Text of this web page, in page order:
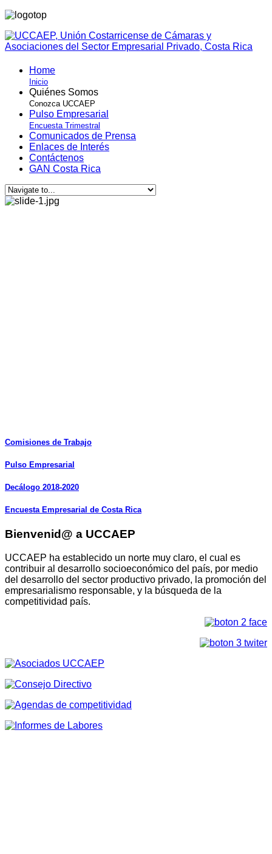
Home
Inicio
Quiénes Somos
Conozca UCCAEP
Pulso Empresarial
Encuesta Trimestral
Comunicados de Prensa
Enlaces de Interés
Contáctenos
GAN Costa Rica
Comisiones de Trabajo
Pulso Empresarial
Decálogo 2018-2020
Encuesta Empresarial de Costa Rica
Bienvenid@ a UCCAEP
UCCAEP ha establecido un norte muy claro, el cual es
contribuir al desarrollo socioeconómico del país, por medio
del desarrollo del sector productivo privado, la promoción del
empresarialismo responsable, y la búsqueda de la
competitividad país.